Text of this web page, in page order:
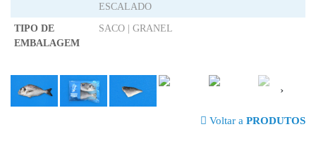
ESCALADO
TIPO DE
EMBALAGEM
SACO | GRANEL
›
Voltar a PRODUTOS